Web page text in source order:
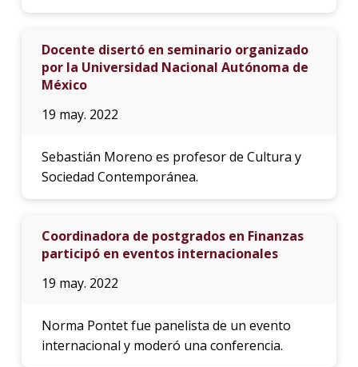
Docente disertó en seminario organizado
por la Universidad Nacional Autónoma de
México
19 may. 2022
Sebastián Moreno es profesor de Cultura y
Sociedad Contemporánea.
Coordinadora de postgrados en Finanzas
participó en eventos internacionales
19 may. 2022
Norma Pontet fue panelista de un evento
internacional y moderó una conferencia.